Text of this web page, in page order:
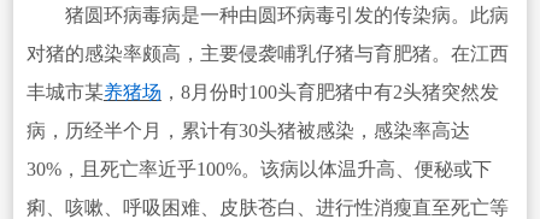
猪圆环病毒病是一种由圆环病毒引发的传染病。此病
对猪的感染率颇高，主要侵袭哺乳仔猪与育肥猪。在江西
丰城市某养猪场 ，8月份时100头育肥猪中有2头猪突然发
病，历经半个月，累计有30头猪被感染，感染率高达
30%，且死亡率近乎100%。该病以体温升高、便秘或下
痢、咳嗽、呼吸困难、皮肤苍白、进行性消瘦直至死亡等